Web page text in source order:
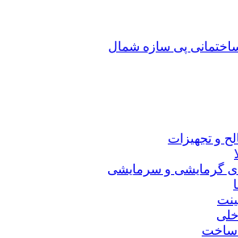
و تجهیزات
گرمایشی و سرمایشی
ساخت